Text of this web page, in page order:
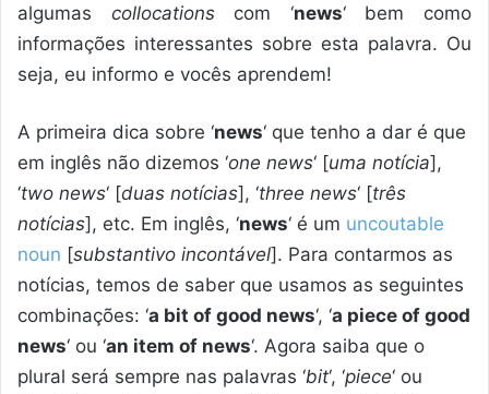
algumas collocationscom ‘news‘ bem como
informações interessantes sobre esta palavra. Ou
seja, eu informo e vocês aprendem!
A primeira dica sobre ‘news‘ que tenho a dar é que
em inglês não dizemos ‘one news‘ [uma notícia],
‘two news‘ [duas notícias], ‘three news‘ [três
notícias], etc. Em inglês, ‘news‘ é um uncoutable
noun [substantivo incontável]. Para contarmos as
notícias, temos de saber que usamos as seguintes
combinações: ‘a bit of good news‘, ‘a piece of good
news‘ ou ‘an item of news‘. Agora saiba que o
plural será sempre nas palavras ‘bit‘, ‘piece‘ ou